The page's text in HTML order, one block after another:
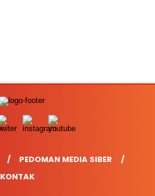
PEDOMAN MEDIA SIBER
KONTAK